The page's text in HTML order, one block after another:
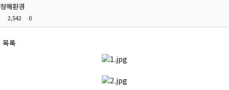
청해환경
2,542 0
목록